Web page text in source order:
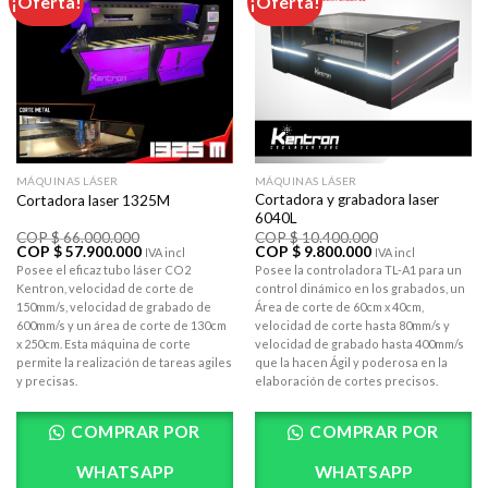
AÃ±adir
a la lista
de
deseos
MÁQUINAS LÁSER
Cortadora laser 1325M
COP $66.000.000
El
precio
original
era:
COP
$ 66.000.000.
COP $57.900.000El
precio
actual
es:
COP
$ 57.900.000.
IVA incl
Posee el eficaz tubo láser CO2
Kentron, velocidad de corte de
150mm/s, velocidad de grabado de
600mm/s y un área de corte de 130cm
x 250cm. Esta máquina de corte
permite la realización de tareas agiles
y precisas.
COMPRAR POR
WHATSAPP
AÃ±adir
a la lista
de
deseos
MÁQUINAS LÁSER
Cortadora y grabadora laser
6040L
COP $10.400.000
El
precio
original
era:
COP
$ 10.400.000.
COP $9.800.000El
precio
actual
es:
COP
$ 9.800.000.
IVA incl
Posee la controladora TL-A1 para un
control dinámico en los grabados, un
Área de corte de 60cm x 40cm,
velocidad de corte hasta 80mm/s y
velocidad de grabado hasta 400mm/s
que la hacen Ágil y poderosa en la
elaboración de cortes precisos.
COMPRAR POR
WHATSAPP